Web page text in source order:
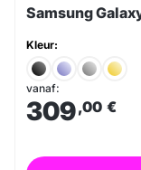
Samsung
Kleur:
vanaf:
309,00 €